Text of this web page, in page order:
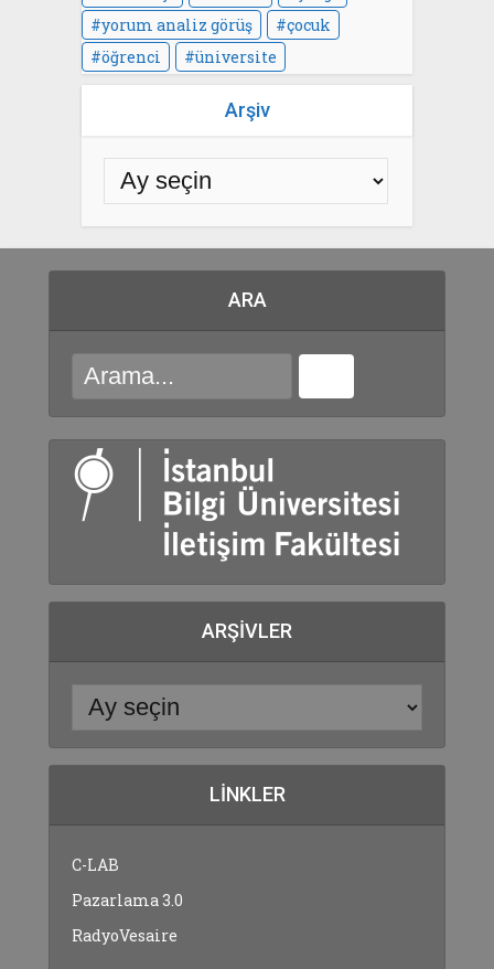
yorum analiz görüş
çocuk
öğrenci
üniversite
Arşiv
ARA
ARŞIVLER
LINKLER
C-LAB
Pazarlama 3.0
RadyoVesaire